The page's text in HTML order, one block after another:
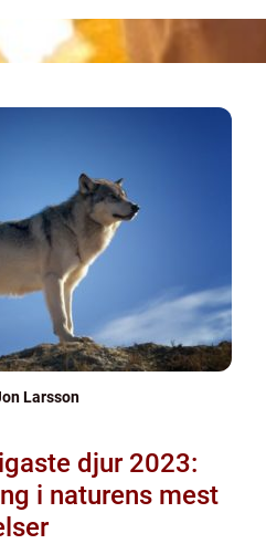
Larsson
djur 2023:
i naturens mest